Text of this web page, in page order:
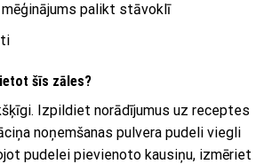
palikt stāvoklī
šīs zāles?
Izpildiet norādījumus uz receptes
noņemšanas pulvera pudeli viegli
pudelei pievienoto kausiņu, izmēriet